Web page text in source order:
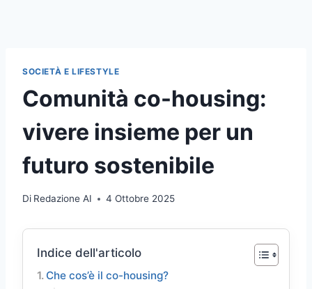
SOCIETÀ E LIFESTYLE
Comunità co-housing:
vivere insieme per un
futuro sostenibile
Di Redazione AI 4 Ottobre 2025
Indice dell'articolo
Che cos’è il co-housing?